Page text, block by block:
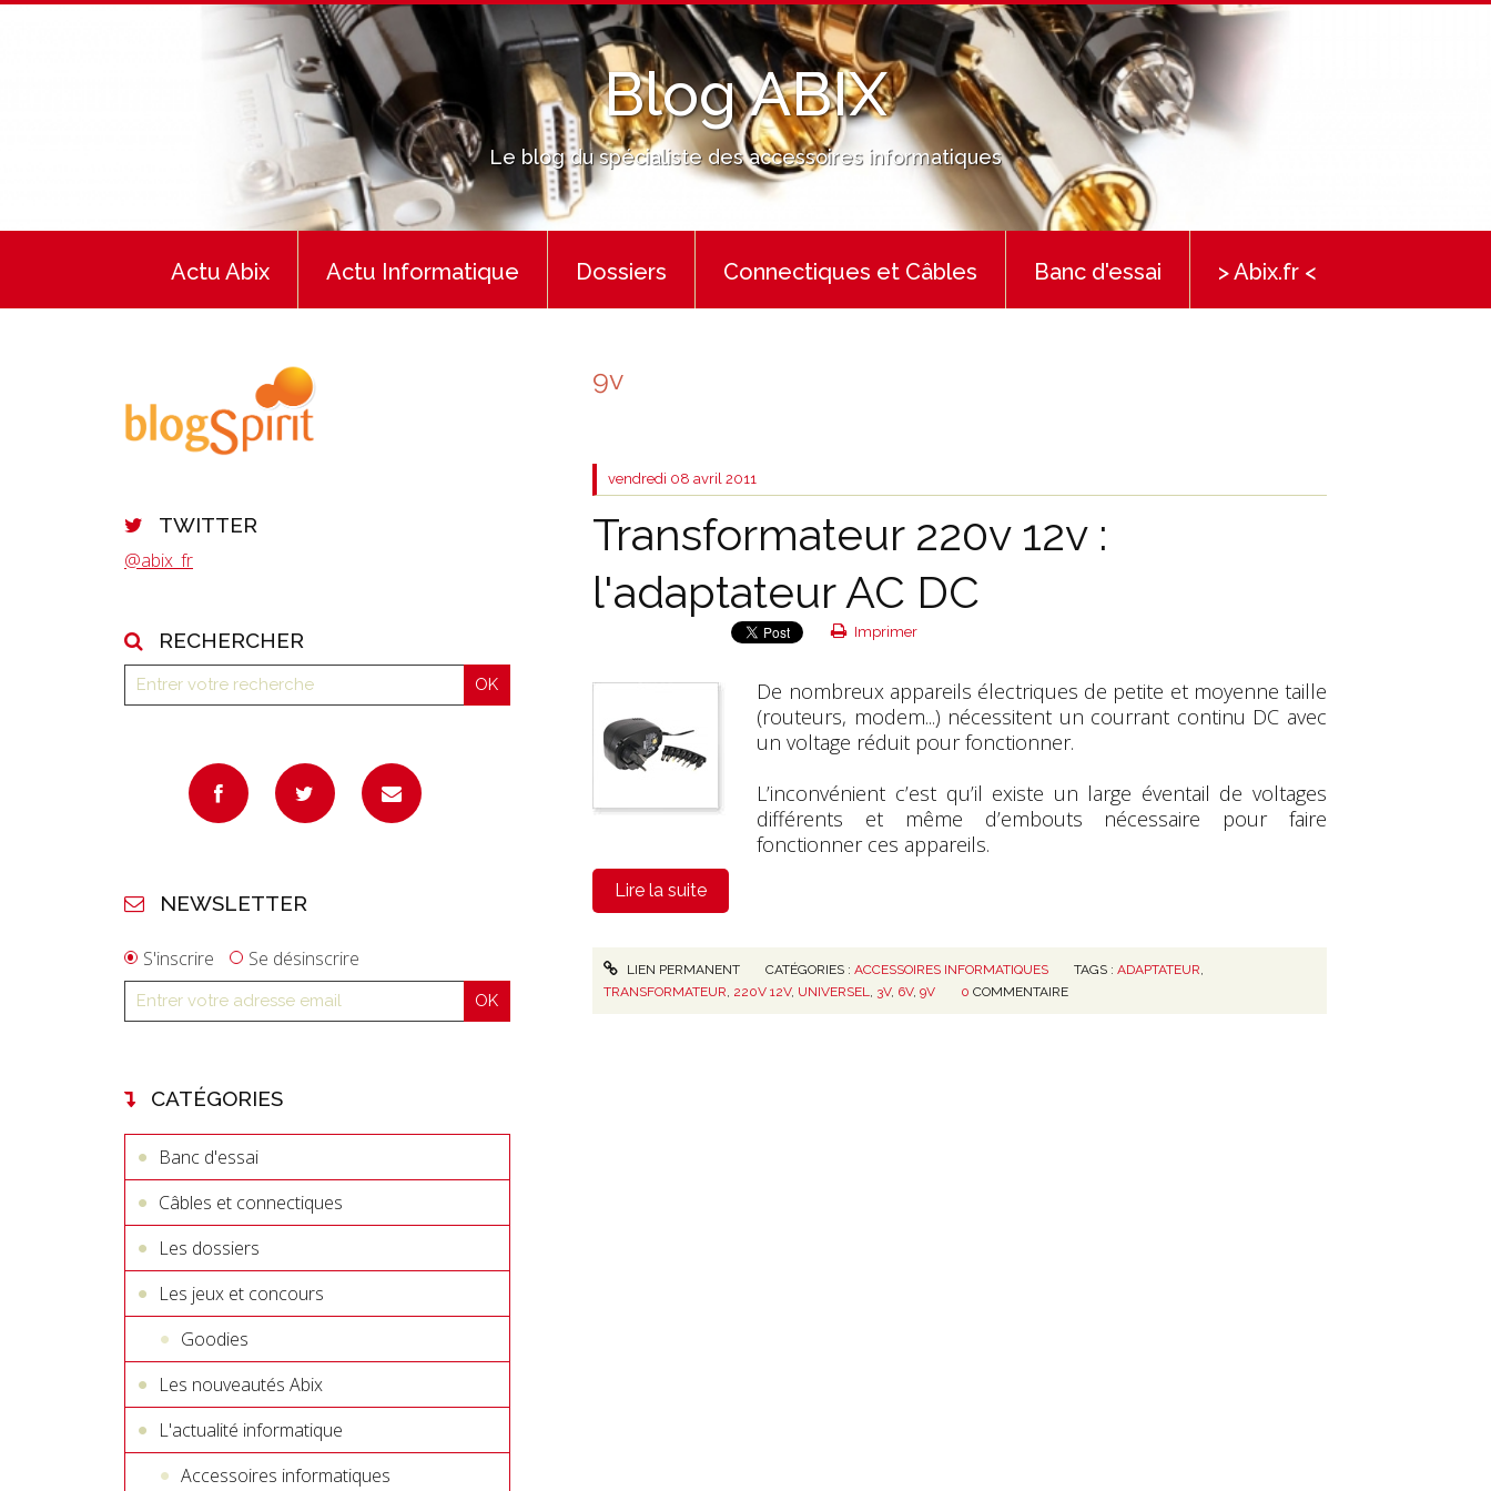
Blog ABIX
Le blog du spécialiste des accessoires informatiques
Actu Abix Actu Informatique Dossiers Connectiques et Câbles Banc d'essai > Abix.fr <
TWITTER
@abix_fr
RECHERCHER
NEWSLETTER
S'inscrire Se désinscrire
CATÉGORIES
Banc d'essai
Câbles et connectiques
Les dossiers
Les jeux et concours
Goodies
Les nouveautés Abix
L'actualité informatique
Accessoires informatiques
9v
vendredi 08 avril 2011
Transformateur 220v 12v :
l'adaptateur AC DC
Imprimer
De nombreux appareils électriques de petite et moyenne taille
(routeurs, modem...) nécessitent un courrant continu DC avec
un voltage réduit pour fonctionner.
L’inconvénient c’est qu’il existe un large éventail de voltages
différents et même d’embouts nécessaire pour faire
fonctionner ces appareils.
Lire la suite
LIEN PERMANENT CATÉGORIES : ACCESSOIRES INFORMATIQUES TAGS : ADAPTATEUR,
TRANSFORMATEUR, 220V 12V, UNIVERSEL, 3V, 6V,9V 0 COMMENTAIRE